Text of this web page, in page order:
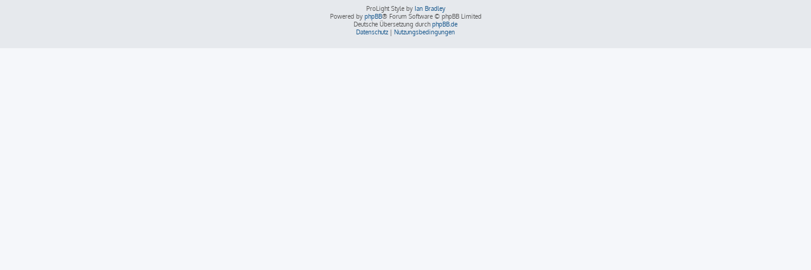
ProLight Style by Ian Bradley
Powered by phpBB® Forum Software © phpBB Limited
Deutsche Übersetzung durch phpBB.de
Datenschutz | Nutzungsbedingungen